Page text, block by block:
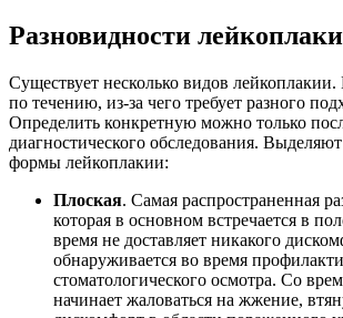
Разновидности
Существует несколько видов лейкоплакии.
по течению, из-за чего требует разного
Определить конкретную можно только
диагностического обследования.
формы лейкоплакии:
Плоская. Самая распространенная
которая в основном встречается в
время не доставляет никакого
обнаруживается во время
стоматологического осмотра. Со
начинает жаловаться на жжение,